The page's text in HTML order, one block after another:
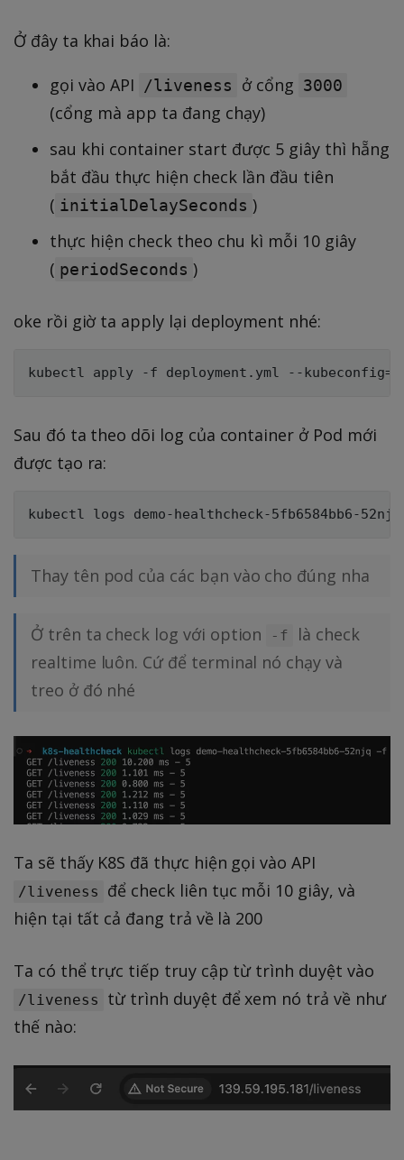
Ở đây ta khai báo là:
gọi vào API /liveness ở cổng 3000
(cổng mà app ta đang chạy)
sau khi container start được 5 giây thì hẵng
bắt đầu thực hiện check lần đầu tiên
( initialDelaySeconds )
thực hiện check theo chu kì mỗi 10 giây
( periodSeconds )
oke rồi giờ ta apply lại deployment nhé:
Sau đó ta theo dõi log của container ở Pod mới
được tạo ra:
Thay tên pod của các bạn vào cho đúng nha
Ở trên ta check log với option -f
là check
realtime luôn. Cứ để terminal nó chạy và
treo ở đó nhé
Ta sẽ thấy K8S đã thực hiện gọi vào API
/liveness
để check liên tục mỗi 10 giây, và
hiện tại tất cả đang trả về là 200
Ta có thể trực tiếp truy cập từ trình duyệt vào
/liveness
từ trình duyệt để xem nó trả về như
thế nào: